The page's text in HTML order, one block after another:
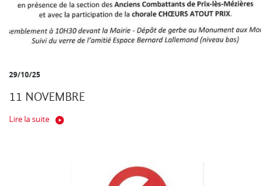
29/10/25
11 NOVEMBRE
Lire la suite